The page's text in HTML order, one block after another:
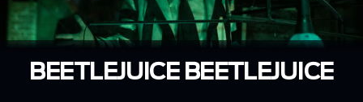
BEETLEJUICE BEETLEJUICE